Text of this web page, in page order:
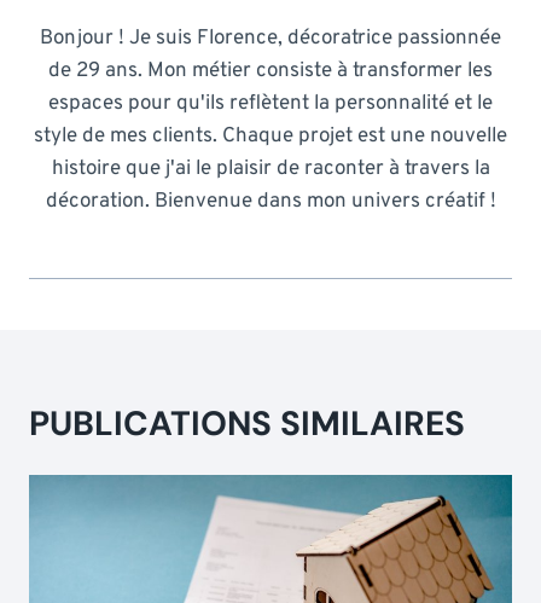
Bonjour ! Je suis Florence, décoratrice passionnée
de 29 ans. Mon métier consiste à transformer les
espaces pour qu'ils reflètent la personnalité et le
style de mes clients. Chaque projet est une nouvelle
histoire que j'ai le plaisir de raconter à travers la
décoration. Bienvenue dans mon univers créatif !
PUBLICATIONS SIMILAIRES